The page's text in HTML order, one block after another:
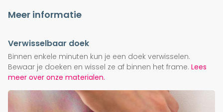
Meer informatie
Verwisselbaar doek
Binnen enkele minuten kun je een doek verwisselen.
Bewaar je doeken en wissel ze af binnen het frame. Lees
meer over onze materialen.